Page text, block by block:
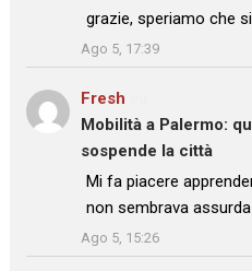
: “
grazie, speriamo che
”
Ago 5, 17:39
Fresh
Mobilità a Palermo:
sospende la città
: “
Mi fa piacere
non sembrava
”
Ago 5, 15:26